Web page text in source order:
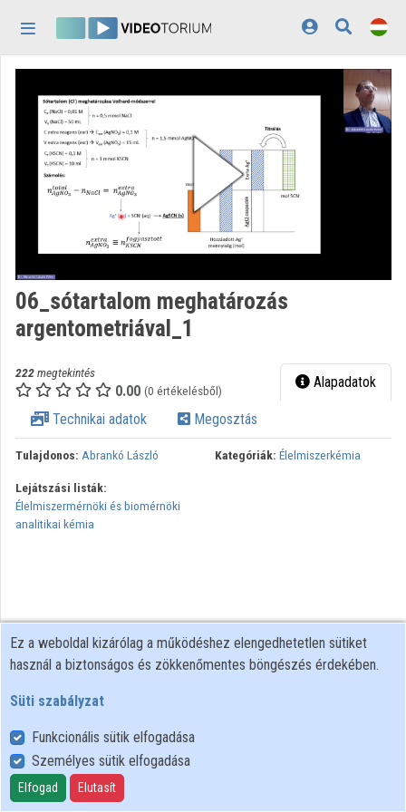
Bejelentkezés
Felfedezés
Kategóriák
Lejátszási listák
Intézmények
Közreműködők
06_sótartalom meghatározás
argentometriával_1
222megtekintés
0.00 (0 értékelésből) Alapadatok
Technikai adatok Megosztás
Tulajdonos: Abrankó László Kategóriák: Élelmiszerkémia
Lejátszási listák:
Élelmiszermérnöki és biomérnöki
analitikai kémia
Felhasználói szabályzat
Adatkezelési tájékoztató
Süti szabályzat
Ez a weboldal kizárólag a működéshez elengedhetetlen sütiket
használ a biztonságos és zökkenőmentes böngészés érdekében.
Süti szabályzat
Funkcionális sütik elfogadása
Személyes sütik elfogadása
Elfogad Elutasít